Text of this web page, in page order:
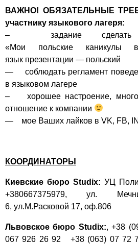
ВАЖНО! ОБЯЗАТЕЛЬНЫЕ
участнику языкового лагеря:
– задание сделать
«Мои польские каникулы
язык презентации — польский
— соблюдать регламент
в языковом лагере
– хорошее настроение, много
отношение к компании
— мое Ваших лайков в VK, FB,
КООРДИНАТОРЫ
Киевские бюро Studix: УЦ
+380667375979, ул.
6, ул.М.Расковой 17, оф.806
Львовское бюро Studix:, +38
067 926 26 92 +38 (063) 07 72